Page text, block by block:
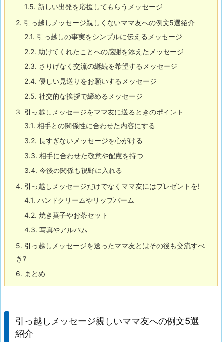
1.5. 新しい出発を応援してもらうメッセージ
2. 引っ越しメッセージ親しくないママ友への例文5選紹介
2.1. 引っ越しの事実をシンプルに伝えるメッセージ
2.2. 助けてくれたことへの感謝を添えたメッセージ
2.3. さりげなく交流の継続を希望するメッセージ
2.4. 優しい見送りをお願いするメッセージ
2.5. 社交的な挨拶で締めるメッセージ
3. 引っ越しメッセージをママ友に送るときのポイント
3.1. 相手との関係性に合わせた内容にする
3.2. 長すぎないメッセージを心がける
3.3. 相手に合わせた敬意や配慮を持つ
3.4. 今後の関係も視野に入れる
4. 引っ越しメッセージだけでなくママ友にはプレゼントを!
4.1. ハンドクリームやリップバーム
4.2. 焼き菓子やお茶セット
4.3. 写真やアルバム
5. 引っ越しメッセージを送ったママ友とはその後も交流すべ
き?
6. まとめ
引っ越しメッセージ親しいママ友への例文5選
紹介